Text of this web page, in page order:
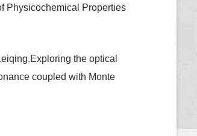
Physicochemical Properties
the optical
coupled with Monte